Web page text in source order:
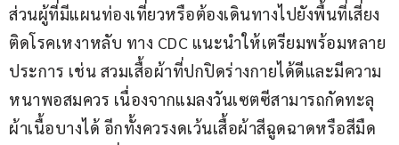
ส่วนผู้ที่มีแผนท่องเที่ยวหรือต้องเดินทางไปยังพื้นที่เสี่ยง
ติดโรคเหงาหลับ ทาง CDC แนะนำให้เตรียมพร้อมหลาย
ประการ เช่น สวมเสื้อผ้าที่ปกปิดร่างกายได้ดีและมีความ
หนาพอสมควร เนื่องจากแมลงวันเซตซีสามารถกัดทะลุ
ผ้าเนื้อบางได้ อีกทั้งควรงดเว้นเสื้อผ้าสีฉูดฉาดหรือสีมืด